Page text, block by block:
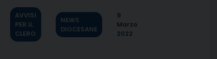
AVVISI
PER IL
CLERO
NEWS
DIOCESANE
9
Marzo
2022